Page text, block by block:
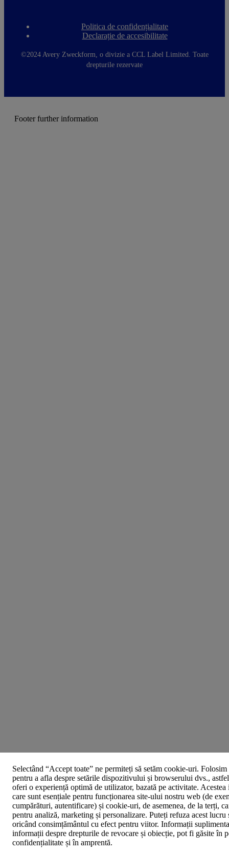
Selectând “Accept toate” ne permiteți să setăm cookie-uri.
pentru a afla despre setările dispozitivului și browserului dvs.,
oferi o experiență optimă de utilizator, bazată pe activitate.
care sunt esențiale pentru funcționarea site-ului nostru web (de
cumpărături, autentificare) și cookie-uri, de asemenea, de la terți,
pentru analiză, marketing și personalizare. Puteți refuza acest
oricând consimțământul cu efect pentru viitor. Informații
informații despre drepturile de revocare și obiecție, pot fi găsite în
confidențialitate și în amprentă.
F
o
t
e
Politica de confidențialitate
Declarație de accesibilitate
©2024 Avery Zweckform, o divizie a CCL Label Limited. Toate
drepturile rezervate
Footer further information